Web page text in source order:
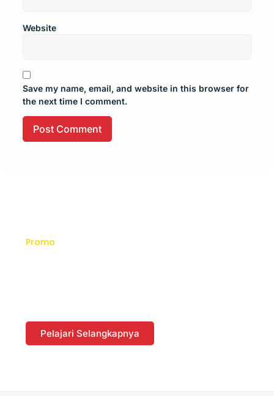
Website
Save my name, email, and website in this browser for
the next time I comment.
Promo
Pelajari Selangkapnya